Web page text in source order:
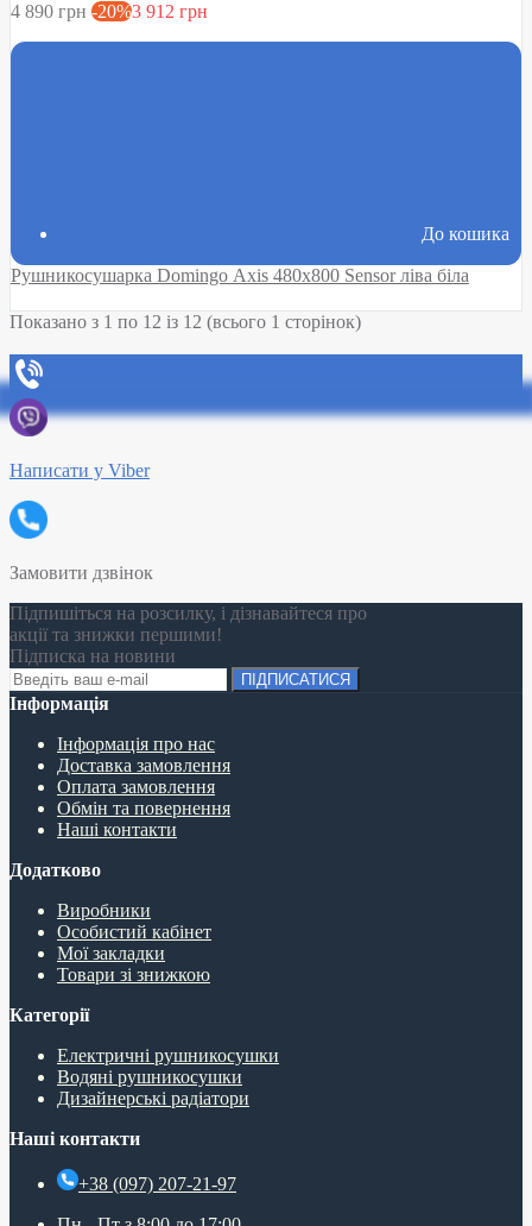
4 890 грн -20%3 912 грн
До кошика
Рушникосушарка Domingo Axis 480x800 Sensor ліва біла
Показано з 1 по 12 із 12 (всього 1 сторінок)
Написати у Viber
Замовити дзвінок
Підпишіться на розсилку, і дізнавайтеся про
акції та знижки першими!
Підписка на новини
ПІДПИСАТИСЯ
Інформація
Інформація про нас
Доставка замовлення
Оплата замовлення
Обмін та повернення
Наші контакти
Додатково
Виробники
Особистий кабінет
Мої закладки
Товари зі знижкою
Категорії
Електричні рушникосушки
Водяні рушникосушки
Дизайнерські радіатори
Наші контакти
+38 (097) 207-21-97